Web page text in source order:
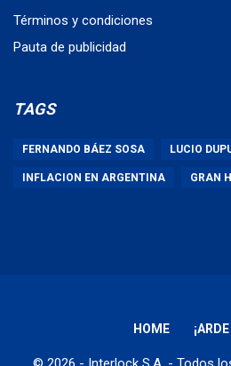
Términos y condiciones
Pauta de publicidad
TAGS
FERNANDO BÁEZ SOSA LUCIO
INFLACION EN ARGENTINA GRAN
HOME